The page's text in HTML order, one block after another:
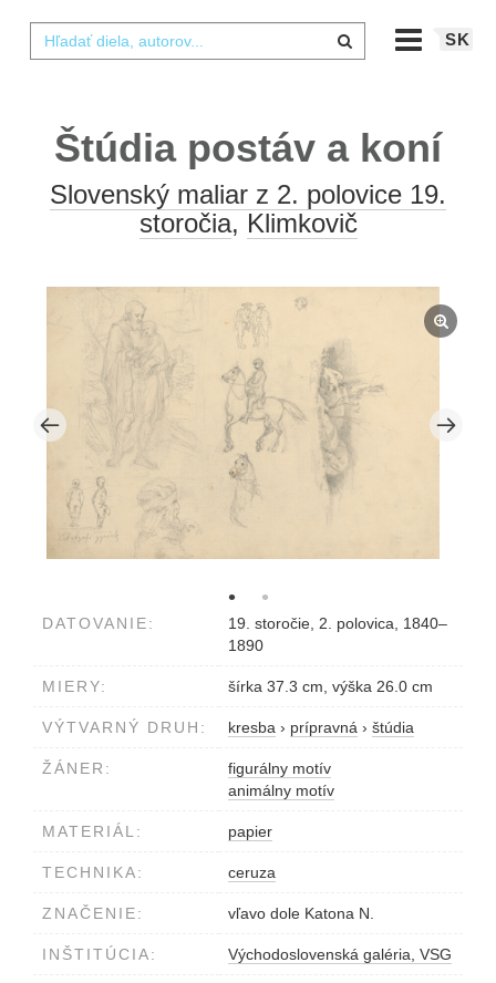
SK
Štúdia postáv a koní
Slovenský maliar z 2. polovice 19.
storočia, Klimkovič
DATOVANIE:
19. storočie, 2. polovica, 1840–
1890
MIERY: šírka 37.3 cm, výška 26.0 cm
VÝTVARNÝ DRUH: kresba › prípravná › štúdia
ŽÁNER:
figurálny motív
animálny motív
MATERIÁL: papier
TECHNIKA: ceruza
ZNAČENIE: vľavo dole Katona N.
INŠTITÚCIA: Východoslovenská galéria, VSG